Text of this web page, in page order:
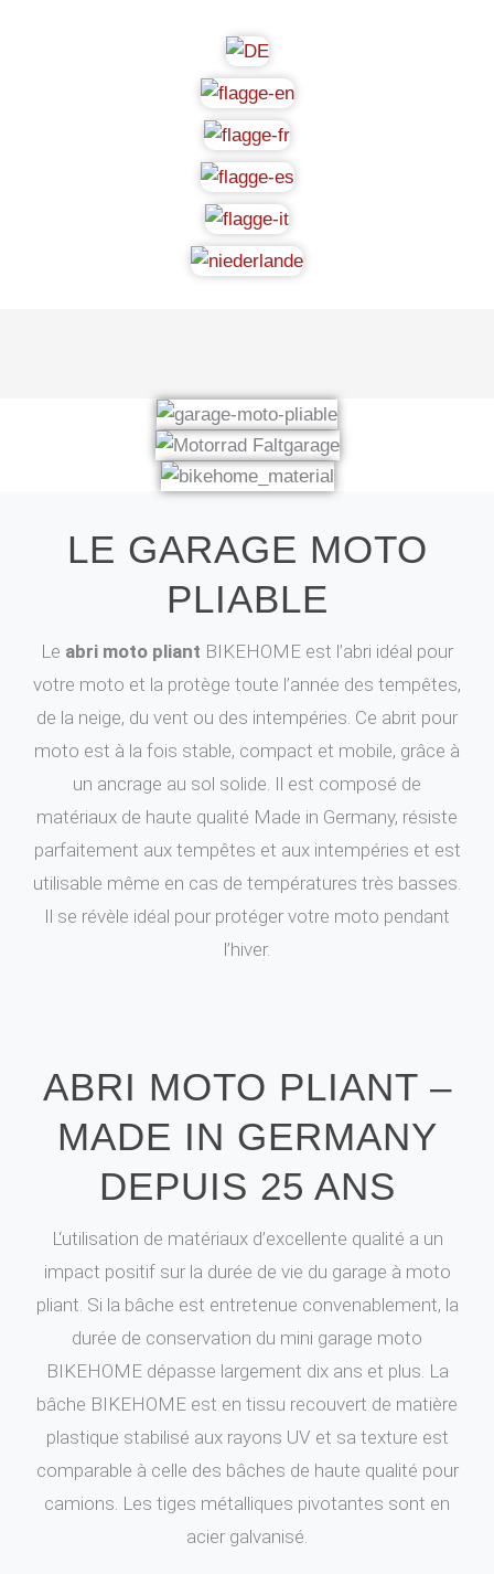
LE GARAGE MOTO
PLIABLE
Le abri moto pliant BIKEHOME est l’abri idéal pour
votre moto et la protège toute l’année des tempêtes,
de la neige, du vent ou des intempéries. Ce abrit pour
moto est à la fois stable, compact et mobile, grâce à
un ancrage au sol solide. Il est composé de
matériaux de haute qualité Made in Germany, résiste
parfaitement aux tempêtes et aux intempéries et est
utilisable même en cas de températures très basses.
Il se révèle idéal pour protéger votre moto pendant
l’hiver.
ABRI MOTO PLIANT –
MADE IN GERMANY
DEPUIS 25 ANS
L‘utilisation de matériaux d’excellente qualité a un
impact positif sur la durée de vie du garage à moto
pliant. Si la bâche est entretenue convenablement, la
durée de conservation du mini garage moto
BIKEHOME dépasse largement dix ans et plus. La
bâche BIKEHOME est en tissu recouvert de matière
plastique stabilisé aux rayons UV et sa texture est
comparable à celle des bâches de haute qualité pour
camions. Les tiges métalliques pivotantes sont en
acier galvanisé.